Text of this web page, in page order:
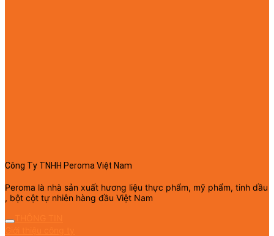
Công Ty TNHH Peroma Việt Nam
Peroma là nhà sản xuất hương liệu thực phẩm, mỹ phẩm, tinh dầu
, bột cột tự nhiên hàng đầu Việt Nam